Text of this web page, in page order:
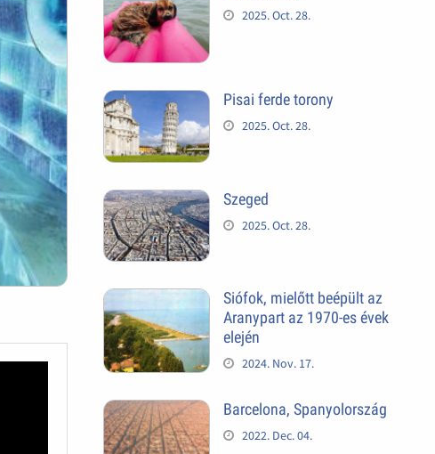
2025. Oct. 28.
Pisai ferde torony
2025. Oct. 28.
Szeged
2025. Oct. 28.
Siófok, mielőtt beépült az
Aranypart az 1970-es évek
elején
2024. Nov. 17.
Barcelona, Spanyolország
2022. Dec. 04.